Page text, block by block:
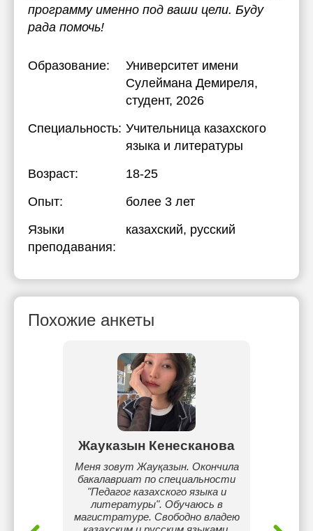
программу именно под ваши цели. Буду
рада помочь!
Образование:
Университет имени
Сулеймана Демиреля,
студент, 2026
Специальность: Учительница казахского
языка и литературы
Возраст:
18-25
Опыт:
более 3 лет
Языки
преподавания:
казахский, русский
Похожие анкеты
Жауказын Кенесканова
Меня зовут Жауқазын. Окончила
бакалавриат по специальности
"Педагог казахского языка и
литературы". Обучаюсь в
магистратуре. Свободно владею